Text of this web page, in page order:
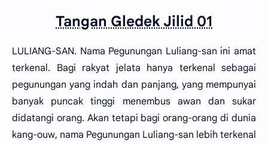
Tangan Gledek Jilid 01
LULIANG-SAN. Nama Pegunungan Luliang-san ini amat
terkenal. Bagi rakyat jelata hanya terkenal sebagai
pegunungan yang indah dan panjang, yang mempunyai
banyak puncak tinggi menembus awan dan sukar
didatangi orang. Akan tetapi bagi orang-orang di dunia
kang-ouw, nama Pegunungan Luliang-san lebih terkenal